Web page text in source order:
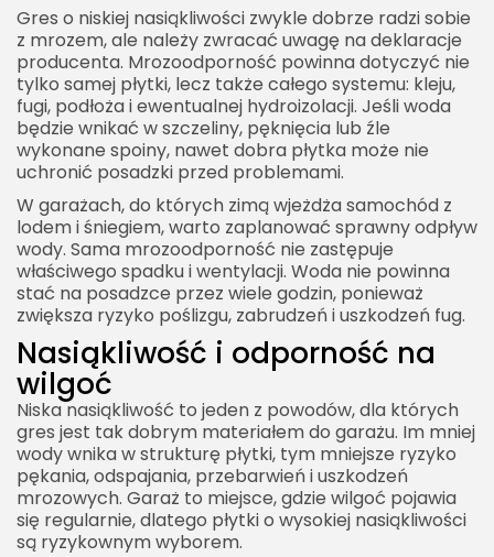
Gres o niskiej nasiąkliwości zwykle dobrze radzi sobie
z mrozem, ale należy zwracać uwagę na deklaracje
producenta. Mrozoodporność powinna dotyczyć nie
tylko samej płytki, lecz także całego systemu: kleju,
fugi, podłoża i ewentualnej hydroizolacji. Jeśli woda
będzie wnikać w szczeliny, pęknięcia lub źle
wykonane spoiny, nawet dobra płytka może nie
uchronić posadzki przed problemami.
W garażach, do których zimą wjeżdża samochód z
lodem i śniegiem, warto zaplanować sprawny odpływ
wody. Sama mrozoodporność nie zastępuje
właściwego spadku i wentylacji. Woda nie powinna
stać na posadzce przez wiele godzin, ponieważ
zwiększa ryzyko poślizgu, zabrudzeń i uszkodzeń fug.
Nasiąkliwość i odporność na
wilgoć
Niska nasiąkliwość to jeden z powodów, dla których
gres jest tak dobrym materiałem do garażu. Im mniej
wody wnika w strukturę płytki, tym mniejsze ryzyko
pękania, odspajania, przebarwień i uszkodzeń
mrozowych. Garaż to miejsce, gdzie wilgoć pojawia
się regularnie, dlatego płytki o wysokiej nasiąkliwości
są ryzykownym wyborem.